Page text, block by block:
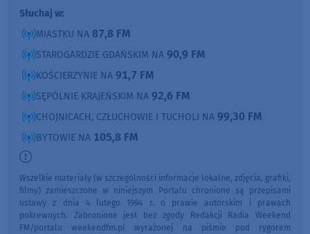
Słuchaj w:
MIASTKU NA 87,8 FM
STAROGARDZIE GDAŃSKIM NA 90,9 FM
KOŚCIERZYNIE NA 91,7 FM
SĘPÓLNIE KRAJEŃSKIM NA 92,6 FM
CHOJNICACH, CZŁUCHOWIE I TUCHOLI NA 99,30 FM
BYTOWIE NA 105,8 FM
Wszelkie materiały (w szczególności informacje lokalne, zdjęcia, grafiki,
filmy) zamieszczone w niniejszym Portalu chronione są przepisami
ustawy z dnia 4 lutego 1994 r. o prawie autorskim i prawach
pokrewnych. Zabronione jest bez zgody Redakcji Radia Weekend
FM/portalu weekendfm.pl wyrażonej na piśmie pod rygorem